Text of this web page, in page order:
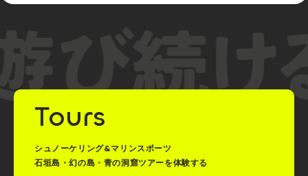
Tours
シュノーケリング&マリンスポーツ
石垣島・幻の島・青の洞窟ツアーを体験する